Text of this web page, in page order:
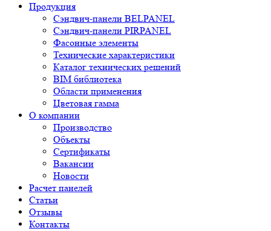
Продукция
Сэндвич-панели BELPANEL
Сэндвич-панели PIRPANEL
Фасонные элементы
Технические характеристики
Каталог технических решений
BIM библиотека
Области применения
Цветовая гамма
О компании
Производство
Объекты
Сертификаты
Вакансии
Новости
Расчет панелей
Статьи
Отзывы
Контакты